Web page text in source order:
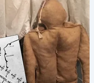
—
А это никогда